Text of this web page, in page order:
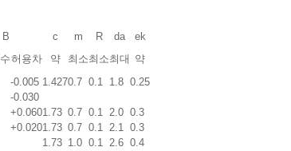
B c m R da
ek
허용차 약 최소최소최대 약
-0.005
-0.030
1.4270.7 0.1 1.8 0.25
+0.060
+0.020
1.73 0.7 0.1 2.0 0.3
1.73 0.7 0.1 2.1 0.3
1.73 1.0 0.1 2.6 0.4